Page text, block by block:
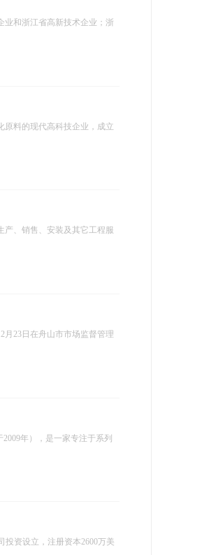
和浙江省高新技术企业；浙
原料的现代高科技企业，成立
产、销售、安装及其它工程服
月23日在舟山市市场监督管理
年），是一家专注于系列
投资设立，注册资本2600万美